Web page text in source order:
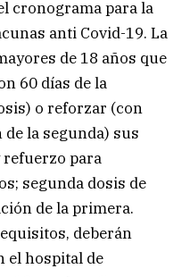
cronograma para la
anti Covid-19. La
de 18 años que
60 días de la
o reforzar (con
la segunda) sus
refuerzo para
segunda dosis de
de la primera.
deberán
el hospital de